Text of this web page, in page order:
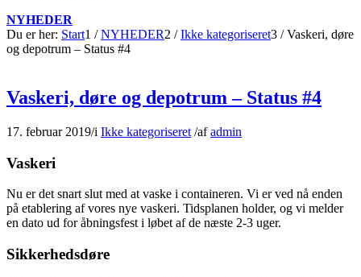
NYHEDER
Du er her: Start1 / NYHEDER2 / Ikke kategoriseret3 / Vaskeri, døre
og depotrum – Status #4
Vaskeri, døre og depotrum – Status #4
17. februar 2019/i Ikke kategoriseret /afadmin
Vaskeri
Nu er det snart slut med at vaske i containeren. Vi er ved nå enden
på etablering af vores nye vaskeri. Tidsplanen holder, og vi melder
en dato ud for åbningsfest i løbet af de næste 2-3 uger.
Sikkerhedsdøre